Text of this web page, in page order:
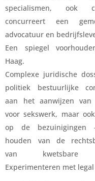
specialismen, ook
concurreert een
advocatuur en
Een spiegel
Haag.
Complexe juridische
politiek bestuurlijke
aan het aanwijzen van
voor sekswerk, maar
op de
houden van de
van kwetsbare
Experimenteren met